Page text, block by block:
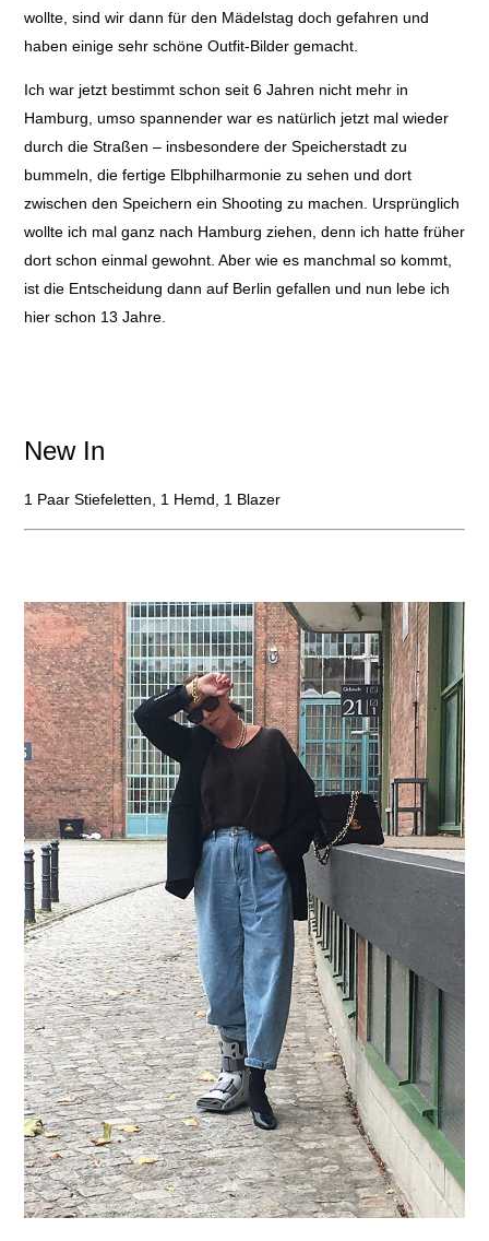
wollte, sind wir dann für den Mädelstag doch gefahren und
haben einige sehr schöne Outfit-Bilder gemacht.
Ich war jetzt bestimmt schon seit 6 Jahren nicht mehr in
Hamburg, umso spannender war es natürlich jetzt mal wieder
durch die Straßen – insbesondere der Speicherstadt zu
bummeln, die fertige Elbphilharmonie zu sehen und dort
zwischen den Speichern ein Shooting zu machen. Ursprünglich
wollte ich mal ganz nach Hamburg ziehen, denn ich hatte früher
dort schon einmal gewohnt. Aber wie es manchmal so kommt,
ist die Entscheidung dann auf Berlin gefallen und nun lebe ich
hier schon 13 Jahre.
New In
1 Paar Stiefeletten, 1 Hemd, 1 Blazer